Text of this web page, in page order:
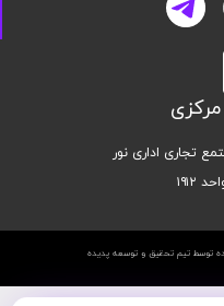
تجاری اداری نور
تیم تحقیق و توسعه پدیده